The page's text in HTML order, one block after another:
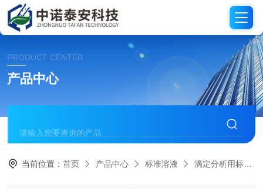
PRODUCT CENTER
产品中心
当前位置：首页 产品中心 标准溶液 滴定分析用标准溶液